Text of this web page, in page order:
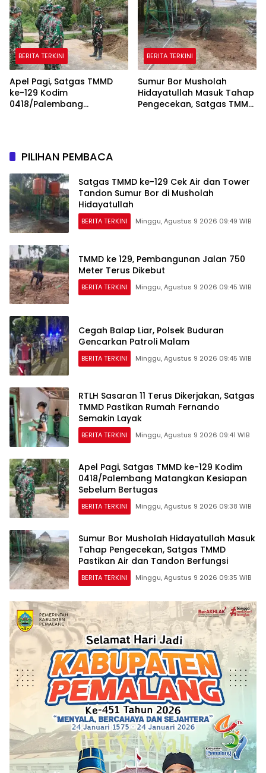
BERITA TERKINI
Apel Pagi, Satgas TMMD
ke-129 Kodim
0418/Palembang
BERITA TERKINI
Sumur Bor Musholah
Hidayatullah Masuk Tahap
Pengecekan, Satgas TMMD
PILIHAN PEMBACA
Satgas TMMD ke-129 Cek Air dan Tower
Tandon Sumur Bor di Musholah
Hidayatullah
BERITA TERKINI Minggu, Agustus 9 2026 09:49 WIB
TMMD ke 129, Pembangunan Jalan 750
Meter Terus Dikebut
BERITA TERKINI Minggu, Agustus 9 2026 09:45 WIB
Cegah Balap Liar, Polsek Buduran
Gencarkan Patroli Malam
BERITA TERKINI Minggu, Agustus 9 2026 09:45 WIB
RTLH Sasaran 11 Terus Dikerjakan, Satgas
TMMD Pastikan Rumah Fernando
Semakin Layak
BERITA TERKINI Minggu, Agustus 9 2026 09:41 WIB
Apel Pagi, Satgas TMMD ke-129 Kodim
0418/Palembang Matangkan Kesiapan
Sebelum Bertugas
BERITA TERKINI Minggu, Agustus 9 2026 09:38 WIB
Sumur Bor Musholah Hidayatullah Masuk
Tahap Pengecekan, Satgas TMMD
Pastikan Air dan Tandon Berfungsi
BERITA TERKINI Minggu, Agustus 9 2026 09:35 WIB